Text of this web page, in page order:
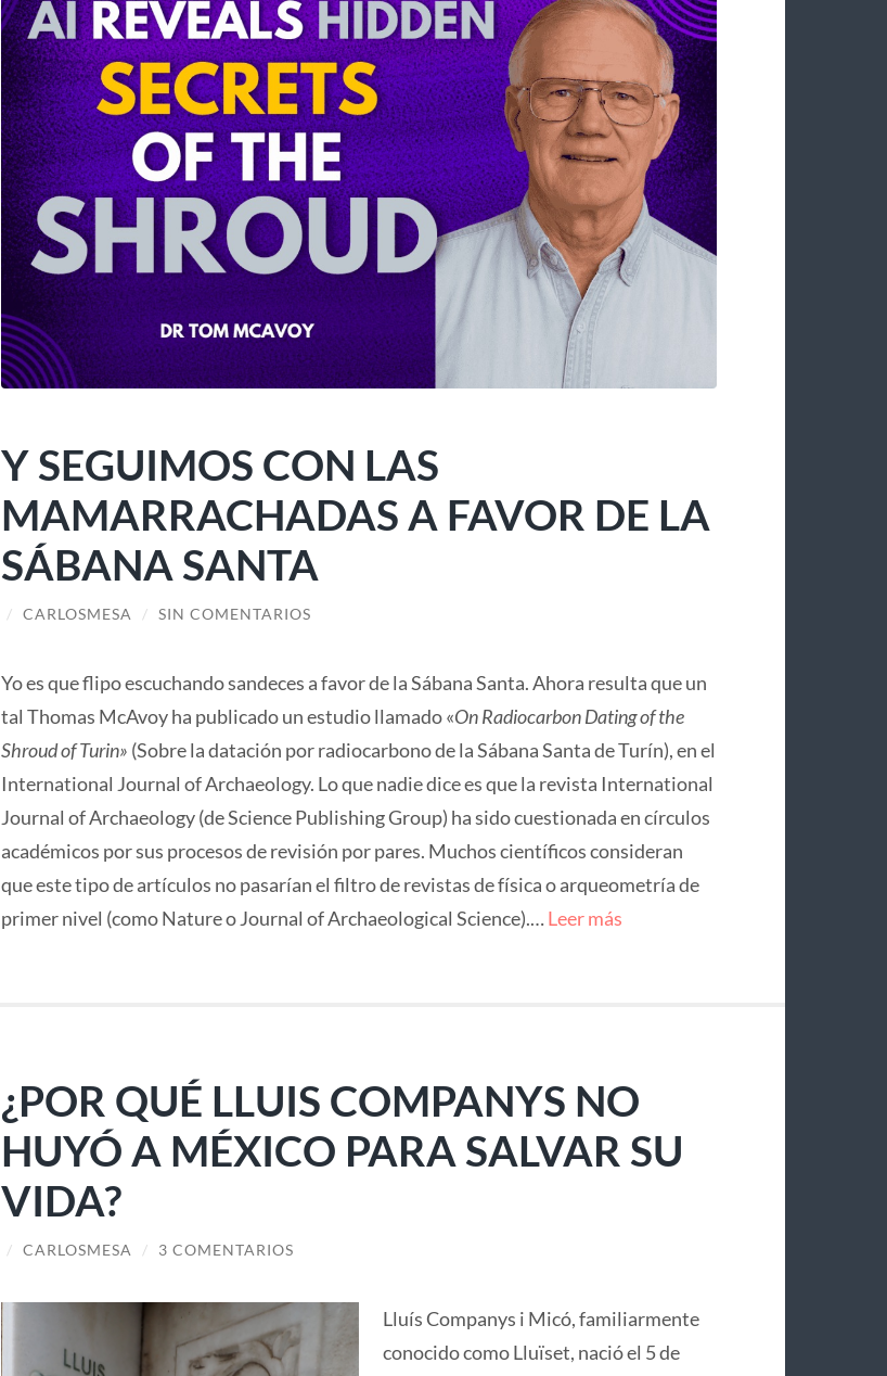
Y SEGUIMOS CON LAS
MAMARRACHADAS A FAVOR DE LA
SÁBANA SANTA
/ CARLOSMESA / SIN COMENTARIOS
Yo es que flipo escuchando sandeces a favor de la Sábana Santa. Ahora resulta que un
tal Thomas McAvoy ha publicado un estudio llamado «On Radiocarbon Dating of the
Shroud of Turin» (Sobre la datación por radiocarbono de la Sábana Santa de Turín), en el
International Journal of Archaeology. Lo que nadie dice es que la revista International
Journal of Archaeology (de Science Publishing Group) ha sido cuestionada en círculos
académicos por sus procesos de revisión por pares. Muchos científicos consideran
que este tipo de artículos no pasarían el filtro de revistas de física o arqueometría de
primer nivel (como Nature o Journal of Archaeological Science).…Leer más
¿POR QUÉ LLUIS COMPANYS NO
HUYÓ A MÉXICO PARA SALVAR SU
VIDA?
/ CARLOSMESA / 3 COMENTARIOS
Lluís Companys i Micó, familiarmente
conocido como Lluïset, nació el 5 de